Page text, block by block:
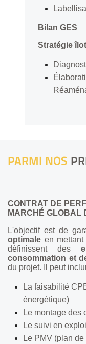
Bilan GES
Stratégie
PARMI NOS
CONTRAT DE
MARCHÉ GLOBAL
L'objectif est de
optimale en
définissent des
consommation et
du projet. Il peut
La faisabilité
énergétique)
Le montage des
Le suivi en
Le PMV (plan